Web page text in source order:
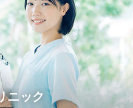
詳細を見る
ニック